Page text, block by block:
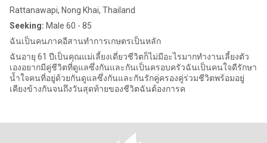
Rattanawapi, Nong Khai, Thailand
Seeking: Male 60 - 85
ฉันเป็นคนภาคอีสานทำการเกษตรเป็นหลัก
ฉันอายุ 61 ปีเป็นคุณแม่เลี้ยงเดี่ยวชีวิตก็ไม่มีอะไรมากทำงานเลี้ยงตัว
เองอยากมีคู่ชีวิตที่ดูแลซึ่งกันและกันเป็นครอบครัวฉันเป็นคนใจดีรักษา
น้ำใจคนที่อยู่ด้วยกันดูแลซึ่งกันและกันรักคู่ครองคู่ร่วมชีวิตพร้อมอยู่
เคียงข้างกันจนถึงวันสุดท้ายของชีวิตฉันต้องการค